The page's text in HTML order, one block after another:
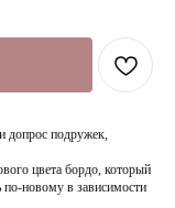
допрос подружек,
цвета бордо, который
по-новому в зависимости